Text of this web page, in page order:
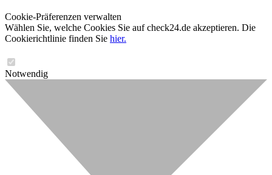
Cookie-Präferenzen verwalten
Wählen Sie, welche Cookies Sie auf check24.de akzeptieren. Die
Cookierichtlinie finden Sie hier.
Notwendig